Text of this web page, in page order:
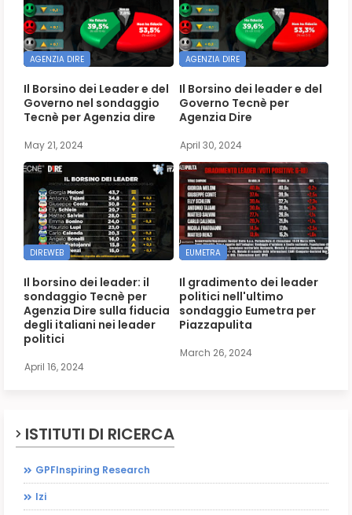
AGENZIA DIRE
Il Borsino dei Leader e del
Governo nel sondaggio
Tecnè per Agenzia dire
May 21, 2024
AGENZIA DIRE
Il Borsino dei leader e del
Governo Tecnè per
Agenzia Dire
April 30, 2024
DIREWEB
Il borsino dei leader: il
sondaggio Tecnè per
Agenzia Dire sulla fiducia
degli italiani nei leader
politici
April 16, 2024
EUMETRA
Il gradimento dei leader
politici nell'ultimo
sondaggio Eumetra per
Piazzapulita
March 26, 2024
ISTITUTI DI RICERCA
GPFInspiring Research
Izi